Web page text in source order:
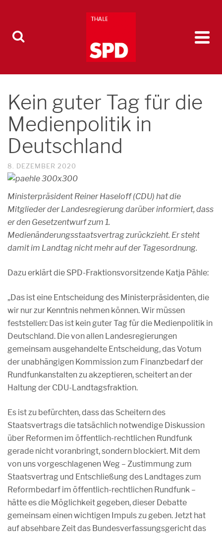
Kein guter Tag für die
Medienpolitik in
Deutschland
8. DEZEMBER 2020
Ministerpräsident Reiner Haseloff (CDU) hat die
Mitglieder der Landesregierung darüber informiert, dass
er den Gesetzentwurf zum 1.
Medienänderungsstaatsvertrag zurückzieht. Er steht
damit im Landtag nicht mehr auf der Tagesordnung.
Dazu erklärt die SPD-Fraktionsvorsitzende Katja Pähle:
„Das ist eine Entscheidung des Ministerpräsidenten, die
wir nur zur Kenntnis nehmen können. Wir müssen
feststellen: Das ist kein guter Tag für die Medienpolitik in
Deutschland. Die von allen Landesregierungen
gemeinsam ausgehandelte Entscheidung, das Votum
der unabhängigen Kommission zum Finanzbedarf der
Rundfunkanstalten zu akzeptieren, scheitert an der
Haltung der CDU-Landtagsfraktion.
Es ist zu befürchten, dass das Scheitern des
Staatsvertrags die tatsächlich notwendige Diskussion
über Reformen im öffentlich-rechtlichen Rundfunk
gerade nicht voranbringt, sondern blockiert. Mit dem
von uns vorgeschlagenen Weg – Zustimmung zum
Staatsvertrag und Entschließung des Landtages zum
Reformbedarf im öffentlich-rechtlichen Rundfunk –
hätte es die Möglichkeit gegeben, dieser Debatte
gemeinsam einen wichtigen Impuls zu geben. Jetzt hat
auf absehbare Zeit das Bundesverfassungsgericht das